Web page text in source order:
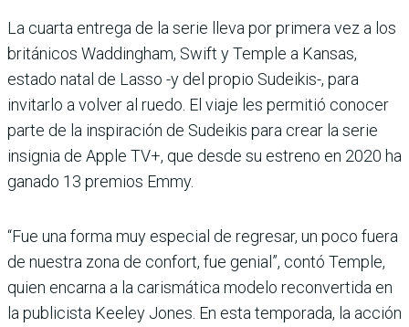
La cuarta entrega de la serie lleva por primera vez a los
británicos Waddingham, Swift y Temple a Kansas,
estado natal de Lasso -y del propio Sudeikis-, para
invitarlo a volver al ruedo. El viaje les permitió conocer
parte de la inspiración de Sudeikis para crear la serie
insignia de Apple TV+, que desde su estreno en 2020 ha
ganado 13 premios Emmy.
“Fue una forma muy especial de regresar, un poco fuera
de nuestra zona de confort, fue genial”, contó Temple,
quien encarna a la carismática modelo reconvertida en
la publicista Keeley Jones. En esta temporada, la acción